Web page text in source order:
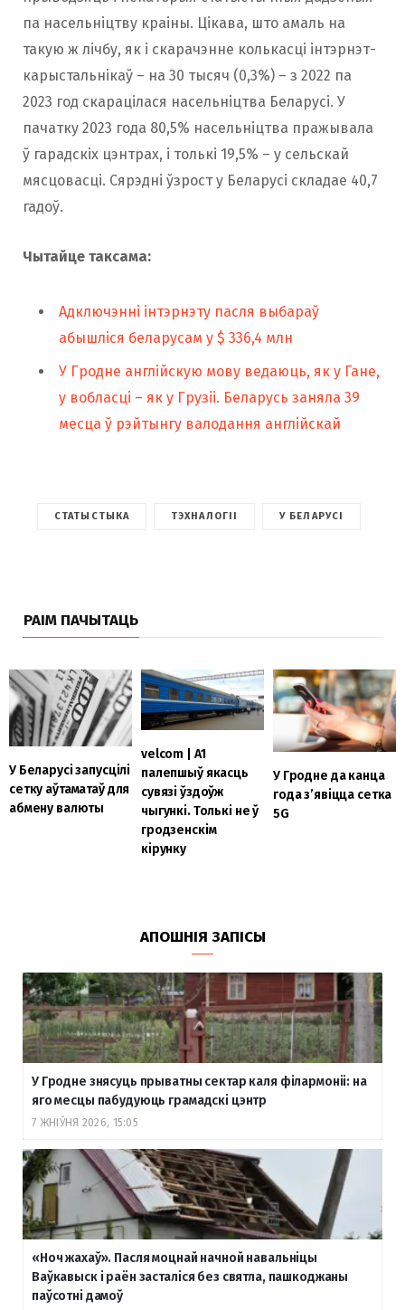
па насельніцтву краіны. Цікава, што амаль на
такую ж лічбу, як і скарачэнне колькасці інтэрнэт-
карыстальнікаў – на 30 тысяч (0,3%) – з 2022 па
2023 год скарацілася насельніцтва Беларусі. У
пачатку 2023 года 80,5% насельніцтва пражывала
ў гарадскіх цэнтрах, і толькі 19,5% – у сельскай
мясцовасці. Сярэдні ўзрост у Беларусі складае 40,7
гадоў.
Чытайце таксама:
Адключэнні інтэрнэту пасля выбараў
абышліся беларусам у $ 336,4 млн
У Гродне англійскую мову ведаюць, як у Гане,
у вобласці – як у Грузіі. Беларусь заняла 39
месца ў рэйтынгу валодання англійскай
СТАТЫСТЫКА ТЭХНАЛОГІІ У БЕЛАРУСІ
РАІМ ПАЧЫТАЦЬ
У Беларусі запусцілі
сетку аўтаматаў для
абмену валюты
velcom | A1
палепшыў якасць
сувязі ўздоўж
чыгункі. Толькі не ў
гродзенскім
кірунку
У Гродне да канца
года з’явіцца сетка
5G
АПОШНІЯ ЗАПІСЫ
У Гродне знясуць прыватны сектар каля філармоніі: на
яго месцы пабудуюць грамадскі цэнтр
7 ЖНІЎНЯ 2026, 15:05
«Ноч жахаў». Пасля моцнай начной навальніцы
Ваўкавыск і раён засталіся без святла, пашкоджаны
паўсотні дамоў